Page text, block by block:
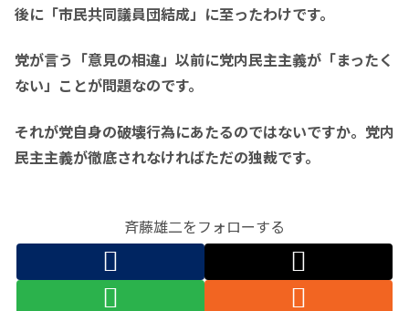
後に「市民共同議員団結成」に至ったわけです。
党が言う「意見の相違」以前に党内民主主義が「まったく
ない」ことが問題なのです。
それが党自身の破壊行為にあたるのではないですか。党内
民主主義が徹底されなければただの独裁です。
斉藤雄二をフォローする